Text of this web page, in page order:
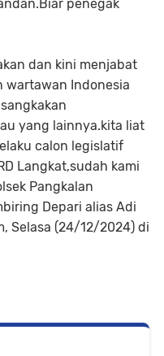
penegak
dan kini menjabat
wartawan Indonesia
yang lainnya.kita liat
calon legislatif
Langkat,sudah kami
Pangkalan
Depari alias Adi
Selasa (24/12/2024) di